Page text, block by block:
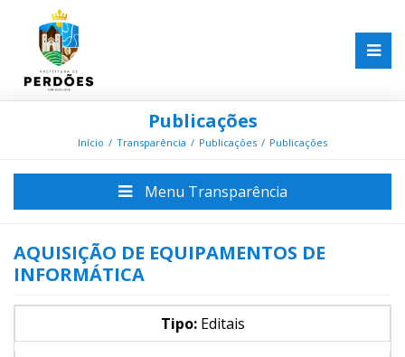
Publicações
Início Transparência Publicações Publicações
Menu Transparência
AQUISIÇÃO DE EQUIPAMENTOS DE
INFORMÁTICA
Tipo:Editais